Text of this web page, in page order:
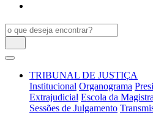
TRIBUNAL DE JUSTIÇA
Institucional Organograma
Extrajudicial Escola da
Sessões de Julgamento